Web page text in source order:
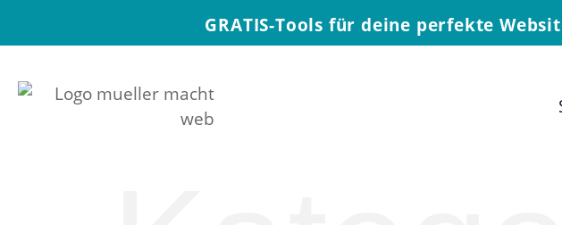
GRATIS-Tools für deine perfekte